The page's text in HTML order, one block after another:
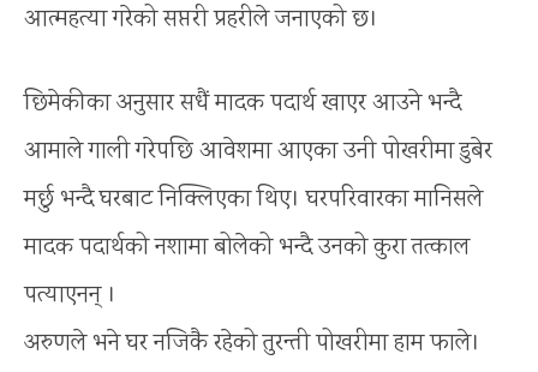
आत्महत्या गरेको सप्तरी प्रहरीले जनाएको छ।
छिमेकीका अनुसार सधैं मादक पदार्थ खाएर आउने भन्दै
आमाले गाली गरेपछि आवेशमा आएका उनी पोखरीमा डुबेर
मर्छु भन्दै घरबाट निक्लिएका थिए। घरपरिवारका मानिसले
मादक पदार्थको नशामा बोलेको भन्दै उनको कुरा तत्काल
पत्याएनन् ।
अरुणले भने घर नजिकै रहेको तुरन्ती पोखरीमा हाम फाले।